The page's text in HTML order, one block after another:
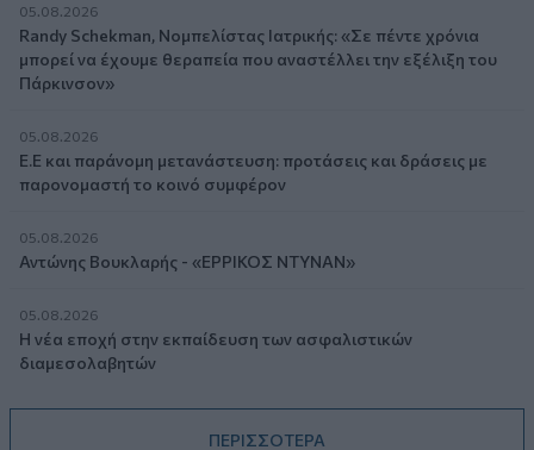
05.08.2026
Randy Schekman, Νομπελίστας Ιατρικής: «Σε πέντε χρόνια
μπορεί να έχουμε θεραπεία που αναστέλλει την εξέλιξη του
Πάρκινσον»
05.08.2026
Ε.Ε και παράνομη μετανάστευση: προτάσεις και δράσεις με
παρονομαστή το κοινό συμφέρον
05.08.2026
Αντώνης Βουκλαρής - «ΕΡΡΙΚΟΣ ΝΤΥΝΑΝ»
05.08.2026
Η νέα εποχή στην εκπαίδευση των ασφαλιστικών
διαμεσολαβητών
ΠΕΡΙΣΣΟΤΕΡΑ